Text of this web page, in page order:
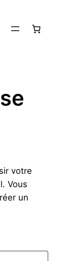
votre
Vous
un